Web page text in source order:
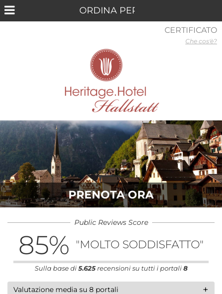
PRENOTA ORA
Public Reviews Score
85% "MOLTO SODDISFATTO"
Sulla base di5.625recensioni su tutti i portali8
+
Valutazione media su 8 portali
CERTIFICATO
Che cos'è?